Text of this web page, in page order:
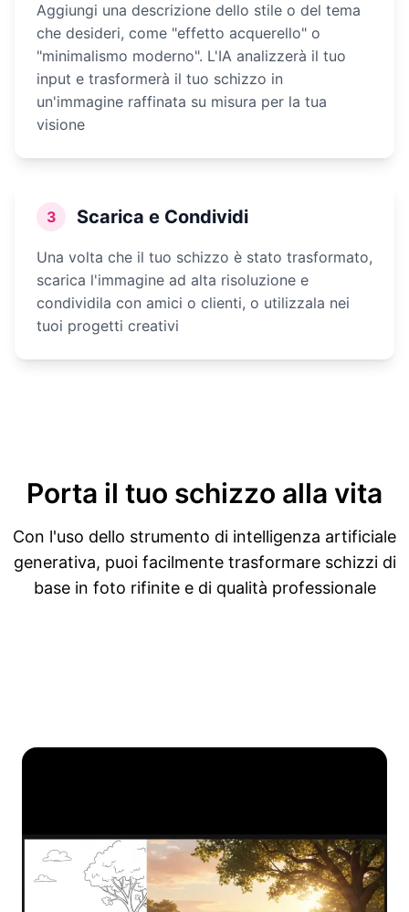
Aggiungi una descrizione dello stile o del tema
che desideri, come "effetto acquerello" o
"minimalismo moderno". L'IA analizzerà il tuo
input e trasformerà il tuo schizzo in
un'immagine raffinata su misura per la tua
visione
3 Scarica e Condividi
Una volta che il tuo schizzo è stato trasformato,
scarica l'immagine ad alta risoluzione e
condividila con amici o clienti, o utilizzala nei
tuoi progetti creativi
Porta il tuo schizzo alla vita
Con l'uso dello strumento di intelligenza artificiale
generativa, puoi facilmente trasformare schizzi di
base in foto rifinite e di qualità professionale